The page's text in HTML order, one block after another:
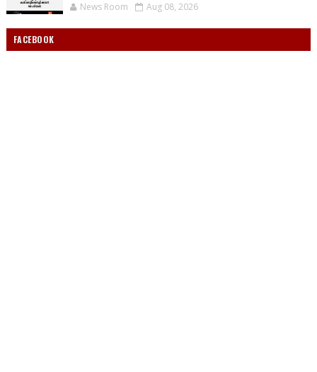
News Room Aug 08, 2026
FACEBOOK